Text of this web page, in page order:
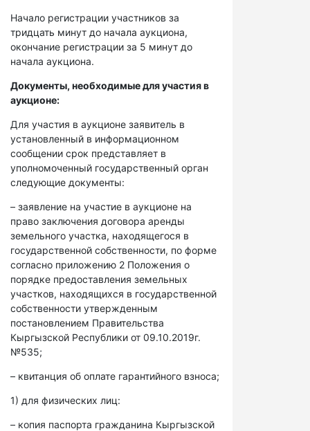
Начало регистрации участников за
тридцать минут до начала аукциона,
окончание регистрации за 5 минут до
начала аукциона.
Документы, необходимые для участия в
аукционе:
Для участия в аукционе заявитель в
установленный в информационном
сообщении срок представляет в
уполномоченный государственный орган
следующие документы:
– заявление на участие в аукционе на
право заключения договора аренды
земельного участка, находящегося в
государственной собственности, по форме
согласно приложению 2 Положения о
порядке предоставления земельных
участков, находящихся в государственной
собственности утвержденным
постановлением Правительства
Кыргызской Республики от 09.10.2019г.
№535;
– квитанция об оплате гарантийного взноса;
1) для физических лиц:
– копия паспорта гражданина Кыргызской